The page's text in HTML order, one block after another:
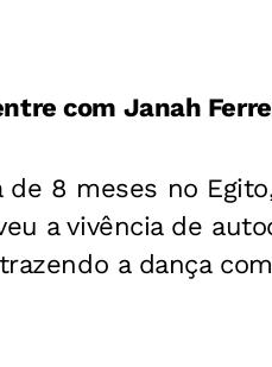
com Janah
8 meses no
a vivência de
a dança